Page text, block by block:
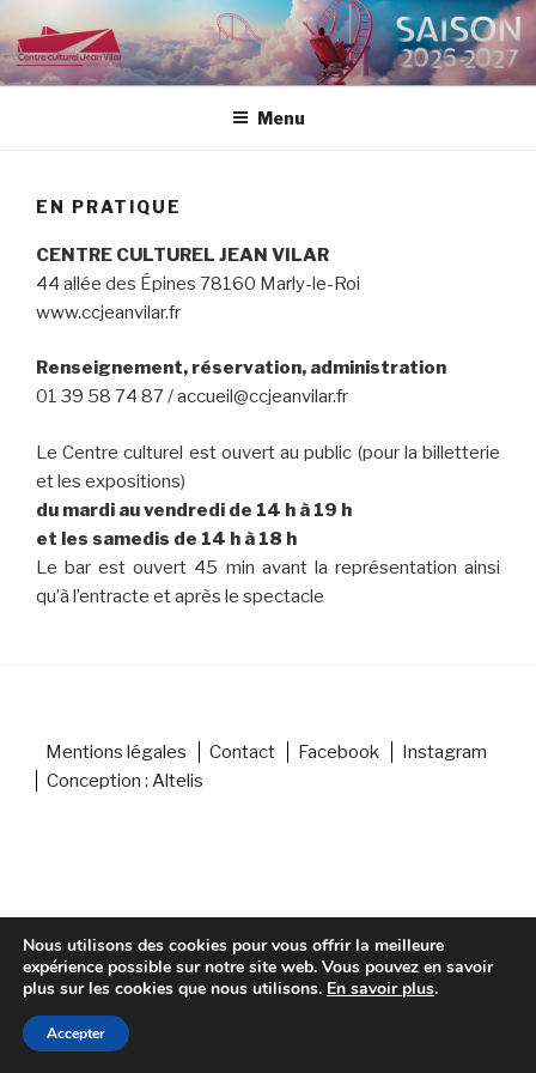
au
contenu
CENTRE CULTUREL JEAN
VILAR
Menu
EN PRATIQUE
CENTRE CULTUREL JEAN VILAR
44 allée des Épines 78160 Marly-le-Roi
www.ccjeanvilar.fr
Renseignement, réservation, administration
01 39 58 74 87 / accueil@ccjeanvilar.fr
Le Centre culturel est ouvert au public (pour la billetterie
et les expositions)
du mardi au vendredi de 14 h à 19 h
et les samedis de 14 h à 18 h
Le bar est ouvert 45 min avant la représentation ainsi
qu’à l’entracte et après le spectacle
Mentions légales Contact Facebook
Instagram
Conception : Altelis
Nous utilisons des cookies pour vous offrir la meilleure
expérience possible sur notre site web. Vous pouvez en savoir
plus sur les cookies que nous utilisons. En savoir plus.
Accepter